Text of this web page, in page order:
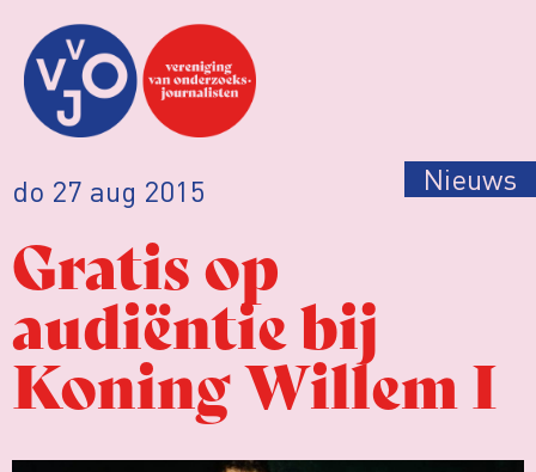
do 27 aug 2015 Nieuws
Gratis op
audiëntie bij
Koning Willem I